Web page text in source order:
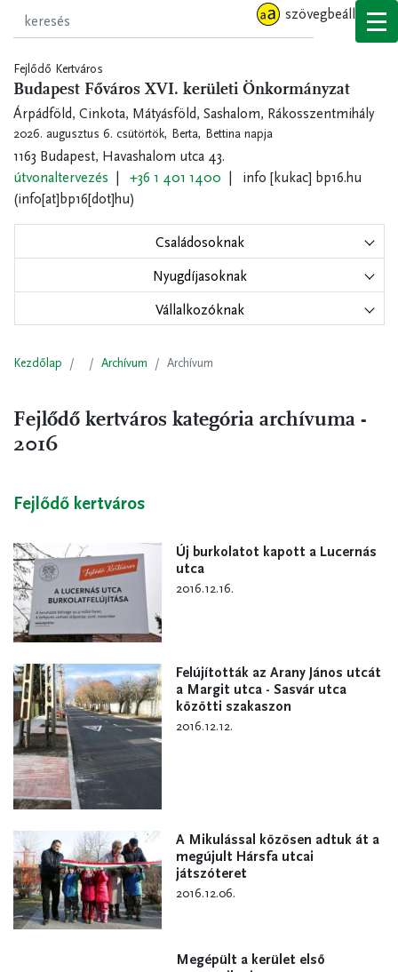
szövegbeállítások
Fejlődő Kertváros
Budapest Főváros XVI. kerületi Önkormányzat
Árpádföld, Cinkota, Mátyásföld, Sashalom, Rákosszentmihály
2026. augusztus 6. csütörtök, Berta, Bettina napja
1163 Budapest, Havashalom utca 43.
útvonaltervezés
+36 1 401 1400 info [kukac] bp16.hu
(info[at]bp16[dot]hu)
Családosoknak
Nyugdíjasoknak
Vállalkozóknak
Kezdőlap Archívum Archívum
Fejlődő kertváros kategória archívuma -
2016
Fejlődő kertváros
Új burkolatot kapott a Lucernás
utca
2016.12.16.
Felújították az Arany János utcát
a Margit utca - Sasvár utca
közötti szakaszon
2016.12.12.
A Mikulással közösen adtuk át a
megújult Hársfa utcai
játszóteret
2016.12.06.
Megépült a kerület első